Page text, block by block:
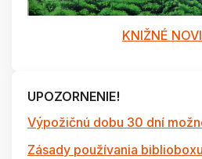
KNIŽNÉ
UPOZORNENIE!
Výpožičnú dobu 30 dní
Zásady používania biblioboxu